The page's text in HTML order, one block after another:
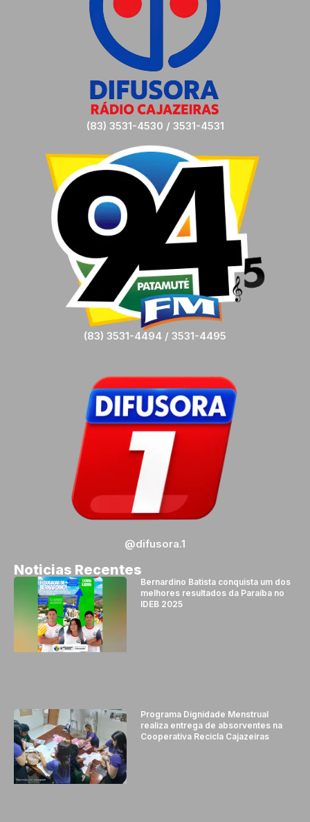
(83) 3531-4530 / 3531-4531
(83) 3531-4494 / 3531-4495
@difusora.1
Noticias Recentes
Bernardino Batista conquista um dos
melhores resultados da Paraíba no
IDEB 2025
Programa Dignidade Menstrual
realiza entrega de absorventes na
Cooperativa Recicla Cajazeiras